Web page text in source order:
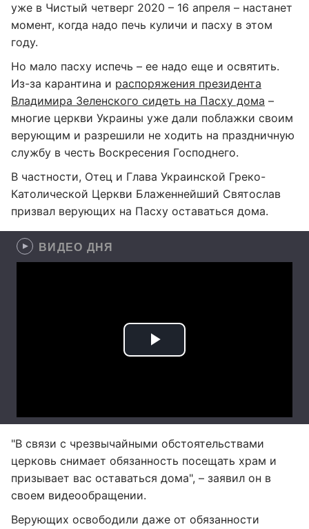
уже в Чистый четверг 2020 – 16 апреля – настанет
момент, когда надо печь куличи и пасху в этом
году.
Но мало пасху испечь – ее надо еще и освятить.
Из-за карантина и распоряжения президента
Владимира Зеленского сидеть на Пасху дома –
многие церкви Украины уже дали поблажки своим
верующим и разрешили не ходить на праздничную
службу в честь Воскресения Господнего.
В частности, Отец и Глава Украинской Греко-
Католической Церкви Блаженнейший Святослав
призвал верующих на Пасху оставаться дома.
ВИДЕО ДНЯ
"В связи с чрезвычайными обстоятельствами
церковь снимает обязанность посещать храм и
призывает вас оставаться дома", – заявил он в
своем видеообращении.
Верующих освободили даже от обязанности